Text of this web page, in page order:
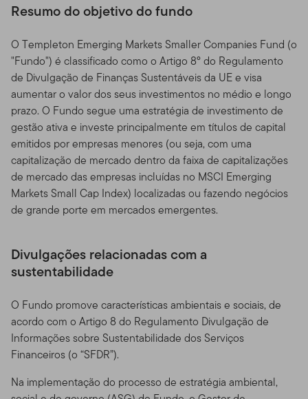
Resumo do objetivo do fundo
O Templeton Emerging Markets Smaller Companies Fund (o
"Fundo") é classificado como o Artigo 8º do Regulamento
de Divulgação de Finanças Sustentáveis da UE e visa
aumentar o valor dos seus investimentos no médio e longo
prazo. O Fundo segue uma estratégia de investimento de
gestão ativa e investe principalmente em títulos de capital
emitidos por empresas menores (ou seja, com uma
capitalização de mercado dentro da faixa de capitalizações
de mercado das empresas incluídas no MSCI Emerging
Markets Small Cap Index) localizadas ou fazendo negócios
de grande porte em mercados emergentes.
Divulgações relacionadas com a
sustentabilidade
O Fundo promove características ambientais e sociais, de
acordo com o Artigo 8 do Regulamento Divulgação de
Informações sobre Sustentabilidade dos Serviços
Financeiros (o “SFDR”).
Na implementação do processo de estratégia ambiental,